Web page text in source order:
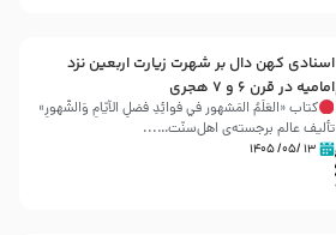
اسنادی کهن دال بر شهرت زیارت اربعین نزد
امامیه در قرن ۶ و ۷ هجری
کتاب «العَلَمُ المَشهور في فَوائِدِ فَضلِ الأيّامِ وَالشُّهورِ»
تألیف عالم برجسته‌ی اهل‌سنّت…...
۱۳ /۰۵/ ۱۴۰۵